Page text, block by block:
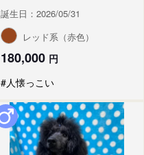
誕生日：2026/05/31
レッド系（赤色）
180,000 円
#人懐っこい